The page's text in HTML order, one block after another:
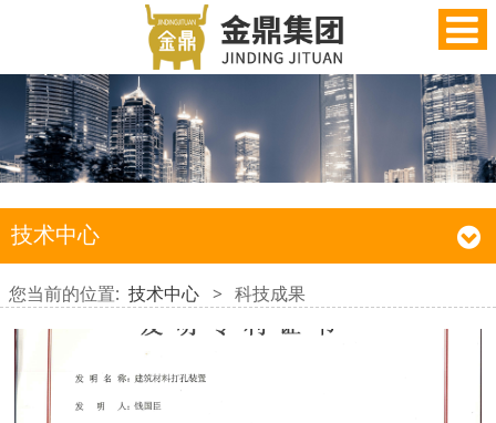
技术中心
您当前的位置: 技术中心 > 科技成果